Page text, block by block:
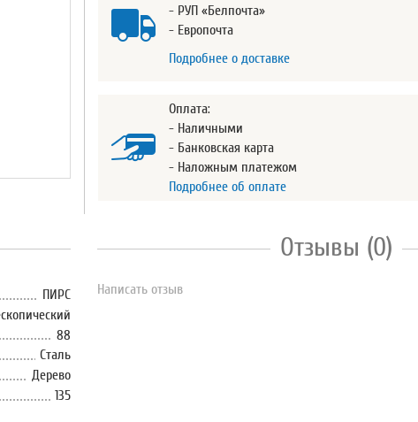
- РУП «Белпочта»
- Европочта
Подробнее о доставке
Оплата:
- Наличными
- Банковская карта
- Наложным платежом
Подробнее об оплате
ПИРС
88
Сталь
Дерево
135
Отзывы (0)
Написать отзыв